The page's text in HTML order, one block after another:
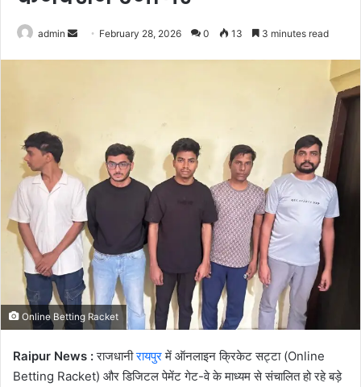
admin
Send February 28, 2026 0 13 3 minutes read
Online Betting Racket
Raipur News :राजधानीरायपुरमें ऑनलाइन क्रिकेट सट्टा (Online
Betting Racket) और डिजिटल पेमेंट गेट-वे के माध्यम से संचालित हो रहे बड़े